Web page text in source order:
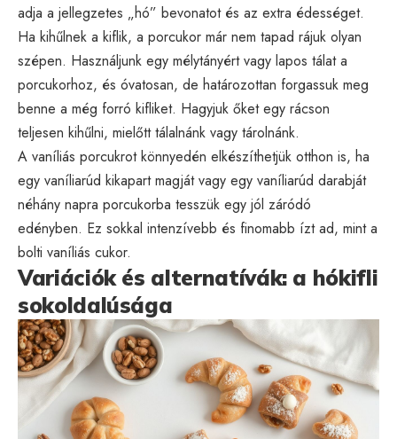
adja a jellegzetes „hó” bevonatot és az extra édességet.
Ha kihűlnek a kiflik, a porcukor már nem tapad rájuk olyan
szépen. Használjunk egy mélytányért vagy lapos tálat a
porcukorhoz, és óvatosan, de határozottan forgassuk meg
benne a még forró kifliket. Hagyjuk őket egy rácson
teljesen kihűlni, mielőtt tálalnánk vagy tárolnánk.
A vaníliás porcukrot könnyedén elkészíthetjük otthon is, ha
egy vaníliarúd kikapart magját vagy egy vaníliarúd darabját
néhány napra porcukorba tesszük egy jól záródó
edényben. Ez sokkal intenzívebb és finomabb ízt ad, mint a
bolti vaníliás cukor.
Variációk és alternatívák: a hókifli
sokoldalúsága